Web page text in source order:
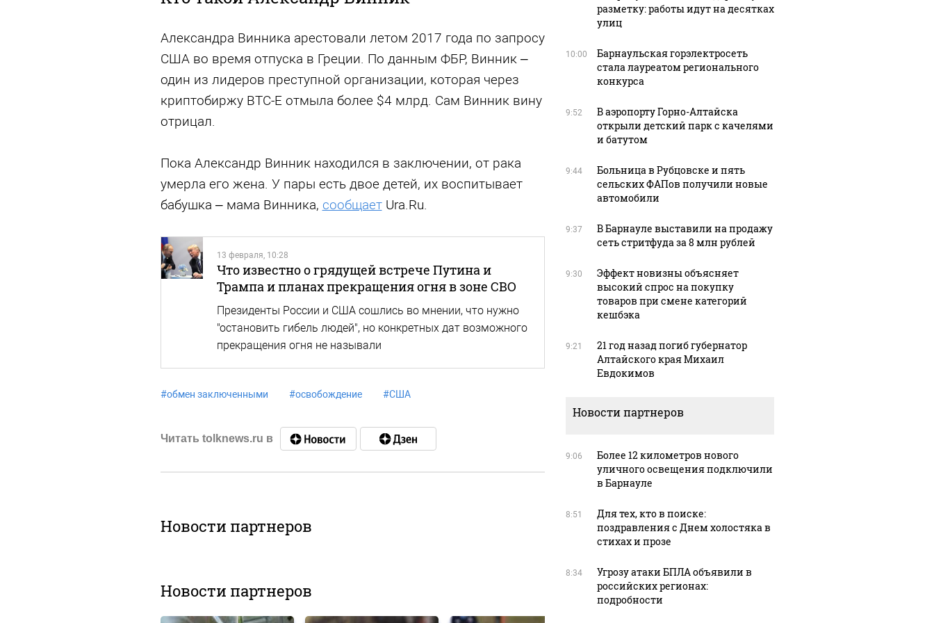
Александра Винника арестовали летом 2017 года по запросу
США во время отпуска в Греции. По данным ФБР, Винник –
один из лидеров преступной организации, которая через
криптобиржу BTC-E отмыла более $4 млрд. Сам Винник вину
отрицал.
Пока Александр Винник находился в заключении, от рака
умерла его жена. У пары есть двое детей, их воспитывает
бабушка – мама Винника, сообщаетUra.Ru.
13 февраля, 10:28
Что известно о грядущей встрече Путина и
Трампа и планах прекращения огня в зоне СВО
Президенты России и США сошлись во мнении, что нужно
"остановить гибель людей", но конкретных дат возможного
прекращения огня не называли
#обмен заключенными #освобождение #США
Читать tolknews.ru в
Новости партнеров
Новости партнеров
разметку: работы идут на десятках
улиц
10:00
Барнаульская горэлектросеть
стала лауреатом регионального
конкурса
9:52
В аэропорту Горно-Алтайска
открыли детский парк с качелями
и батутом
9:44
Больница в Рубцовске и пять
сельских ФАПов получили новые
автомобили
9:37
В Барнауле выставили на продажу
сеть стритфуда за 8 млн рублей
9:30
Эффект новизны объясняет
высокий спрос на покупку
товаров при смене категорий
кешбэка
9:21
21 год назад погиб губернатор
Алтайского края Михаил
Евдокимов
Новости партнеров
9:06
Более 12 километров нового
уличного освещения подключили
в Барнауле
8:51
Для тех, кто в поиске:
поздравления с Днем холостяка в
стихах и прозе
8:34
Угрозу атаки БПЛА объявили в
российских регионах:
подробности